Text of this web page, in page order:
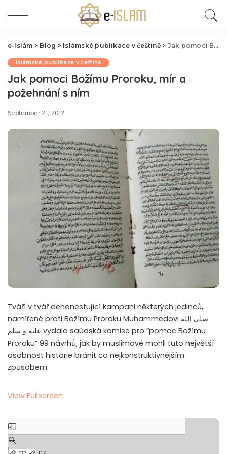
e-Islám > Blog > Islámské publikace v češtině> Jak pomoci Božímu Proroku, mír a požehnání s ním
Islámské publikace v češtině
Jak pomoci Božímu Proroku, mír a
požehnání s ním
September 21, 2012
Tváří v tvář dehonestující kampani některých jedinců,
namířené proti Božímu Proroku Muhammedovi صلى الله
عليه و سلم vydala saúdská komise pro “pomoc Božímu
Proroku” 99 návrhů, jak by muslimové mohli tuto největší
osobnost historie bránit co nejkonstruktivnějším
způsobem.
View Fullscreen
Skip
to
PDF